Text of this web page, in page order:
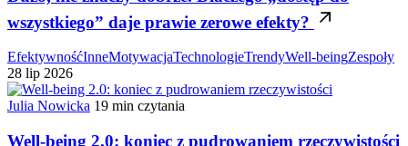
wszystkiego” daje prawie zerowe efekty?
EfektywnośćInneMotywacjaTechnologieTrendyWell-beingZespoły
28 lip 2026
Julia Nowicka 19 min czytania
Well-being 2.0: koniec z pudrowaniem rzeczywistości